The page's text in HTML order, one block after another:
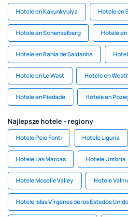
Hotele en Kakunkyulya Hotele en
Hotele en Schenkelberg Hotele en
Hotele en Bahía de Saldanha
Hotele en Le Wast Hotele en
Hotele en Piedade Hotele en
Najlepsze hotele - regiony
Hotele Peio Fonti Hotele Liguria
Hotele Las Marcas Hotele Umbria
Hotele Moselle Valley Hotele
Hotele Islas Vírgenes de los Estados